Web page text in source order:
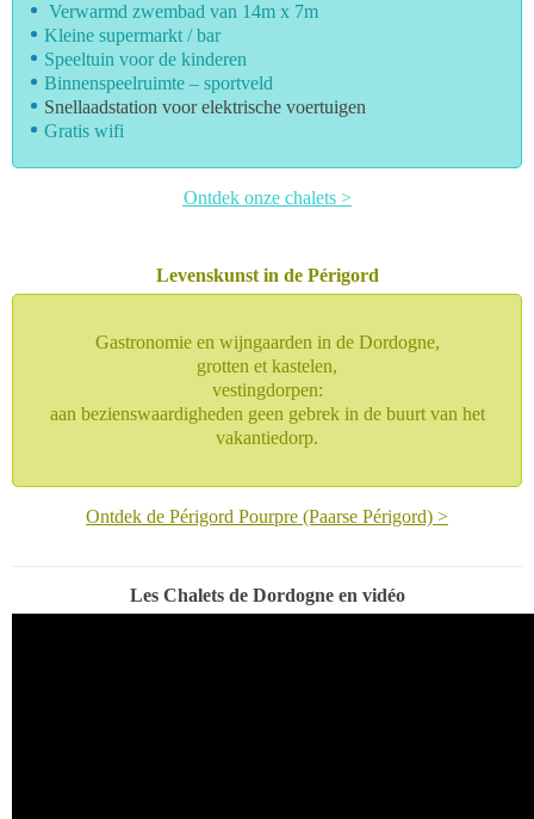
Verwarmd zwembad van 14m x 7m
Kleine supermarkt / bar
Speeltuin voor de kinderen
Binnenspeelruimte – sportveld
Snellaadstation voor elektrische voertuigen
Gratis wifi
Ontdek onze chalets >
Levenskunst in de Périgord
Gastronomie en wijngaarden in de Dordogne,
grotten et kastelen,
vestingdorpen:
aan bezienswaardigheden geen gebrek in de buurt van het
vakantiedorp.
Ontdek de Périgord Pourpre (Paarse Périgord) >
Les Chalets de Dordogne en vidéo